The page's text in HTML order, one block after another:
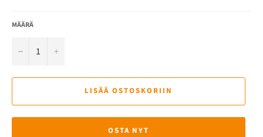
MÄÄRÄ
− +
LISÄÄ OSTOSKORIIN
OSTA NYT